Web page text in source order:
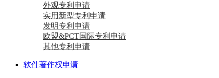
外观专利申请
实用新型专利申请
发明专利申请
欧盟&PCT国际专利申请
其他专利申请
软件著作权申请